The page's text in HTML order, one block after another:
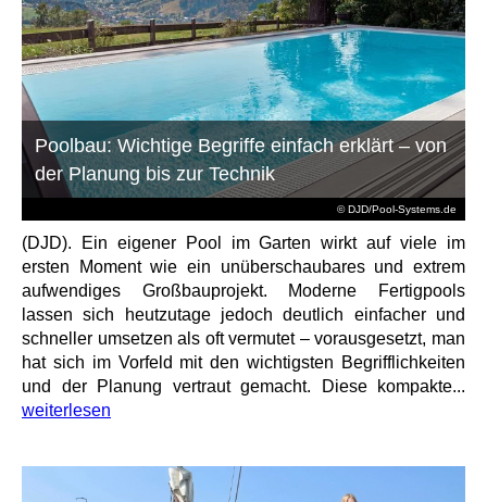
© DJD/Pool-Systems.de
Poolbau: Wichtige Begriffe einfach erklärt – von
der Planung bis zur Technik
(DJD). Ein eigener Pool im Garten wirkt auf viele im
ersten Moment wie ein unüberschaubares und extrem
aufwendiges Großbauprojekt. Moderne Fertigpools
lassen sich heutzutage jedoch deutlich einfacher und
schneller umsetzen als oft vermutet – vorausgesetzt, man
hat sich im Vorfeld mit den wichtigsten Begrifflichkeiten
und der Planung vertraut gemacht. Diese kompakte...
weiterlesen